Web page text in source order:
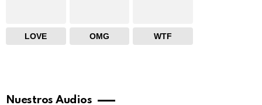
LOVE OMG WTF
Nuestros Audios